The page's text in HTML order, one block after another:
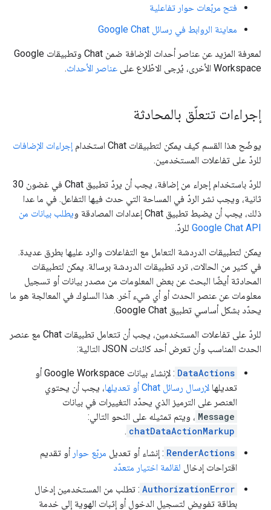
فتح مربّعات حوار تفاعلية
معاينة الروابط في رسائل Google Chat
لمعرفة المزيد عن عناصر أحداث الإضافة ضمن Chat وتطبيقات Google
Workspace الأخرى، يُرجى الاطّلاع على
عناصر الأحداث.
إجراءات تتعلّق بالمحادثة
يوضّح هذا القسم كيف يمكن لتطبيقات Chat استخدام
إجراءات الإضافات
للردّ على تفاعلات المستخدمين.
للردّ باستخدام إجراء من إضافة، يجب أن يردّ تطبيق Chat في غضون 30
ثانية، ويجب نشر الردّ في المساحة التي حدث فيها التفاعل. في ما عدا
ذلك، يجب أن يضبط تطبيق Chat إعدادات المصادقة و
يطلب بيانات من
Google Chat API للردّ.
يمكن لتطبيقات الدردشة التعامل مع التفاعلات والرد عليها بطرق عديدة.
في كثير من الحالات، ترد تطبيقات الدردشة برسالة. يمكن لتطبيقات
المحادثة أيضًا البحث عن بعض المعلومات من مصدر بيانات أو تسجيل
معلومات عن عنصر الحدث أو أي شيء آخر. هذا السلوك في المعالجة هو ما
يحدّد بشكل أساسي تطبيق Google Chat.
للردّ على تفاعلات المستخدمين، يجب أن تتعامل تطبيقات Chat مع عنصر
الحدث المناسب وأن تعرض أحد كائنات JSON التالية:
DataActions
: لإنشاء بيانات Google Workspace أو
تعديلها لإرسال رسائل Chat أو تعديلها
، يجب أن يحتوي
العنصر على الترميز الذي يحدّد التغييرات في بيانات
Message ، ويتم تمثيله على النحو التالي:
chatDataActionMarkup
.
RenderActions : إنشاء أو تعديل مربّع حوار أو تقديم
اقتراحات إدخال لقائمة اختيار متعدّد
AuthorizationError : تطلب من المستخدمين إدخال
بطاقة تفويض لتسجيل الدخول أو إثبات الهوية إلى خدمة